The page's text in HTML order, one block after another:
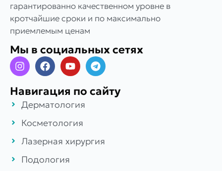
гарантированно качественном уровне в
кротчайшие сроки и по максимально
приемлемым ценам
Мы в социальных сетях
Навигация по сайту
Дерматология
Косметология
Лазерная хирургия
Подология